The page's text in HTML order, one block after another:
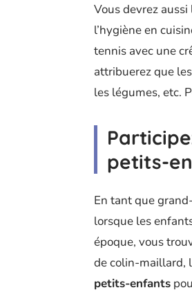
Vous devrez
l’hygiène en
tennis avec une
attribuerez que
les légumes, etc.
petits-
En tant que
lorsque les
époque, vous
de colin-maillard,
petits-enfants